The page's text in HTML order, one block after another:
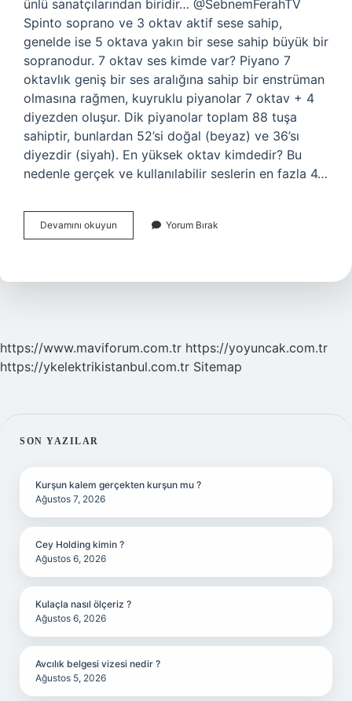
ünlü sanatçılarından biridir… @SebnemFerahTV
Spinto soprano ve 3 oktav aktif sese sahip,
genelde ise 5 oktava yakın bir sese sahip büyük bir
sopranodur. 7 oktav ses kimde var? Piyano 7
oktavlık geniş bir ses aralığına sahip bir enstrüman
olmasına rağmen, kuyruklu piyanolar 7 oktav + 4
diyezden oluşur. Dik piyanolar toplam 88 tuşa
sahiptir, bunlardan 52’si doğal (beyaz) ve 36’sı
diyezdir (siyah). En yüksek oktav kimdedir? Bu
nedenle gerçek ve kullanılabilir seslerin en fazla 4…
Devamını okuyun Şebnem
Ferah
Oktav
Yorum Bırak
https://www.maviforum.com.tr https://yoyuncak.com.tr
https://ykelektrikistanbul.com.tr Sitemap
SIDEBAR
SON YAZILAR
Kurşun kalem gerçekten kurşun mu ?
Ağustos 7, 2026
Cey Holding kimin ?
Ağustos 6, 2026
Kulaçla nasıl ölçeriz ?
Ağustos 6, 2026
Avcılık belgesi vizesi nedir ?
Ağustos 5, 2026